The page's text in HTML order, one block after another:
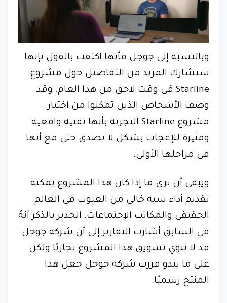
وبالنسبة إلى جوجل فأنها اكتفت بالقول بإنها
ستشارك المزيد من التفاصيل حول مشروع
Starline في وقت لاحق من هذا العام. وقد
وصف الأشخاص الذين تمكنوا من اختبار
مشروع Starline التجربة بأنها تقنية واقعية
ومثيرة للإعجاب بشكل لا يصدق حتى مع أنها
في مراحلها الأولى.
ويبقى أن نرى ما إذا كان هذا المشروع يمكنه
تقديم أداء شبه خالي من العيوب في العالم
الحقيقي والمكاتب الإجتماعات. الجدير بالذكر أنهُ
في السابق أشارت التقارير إلى أن شركة جوجل
قد لا تنوي تسويق هذا المشروع تجاريًا ولكن
على ما يبدو قررت شركة جوجل جعل هذا
المنتج رسميًا.